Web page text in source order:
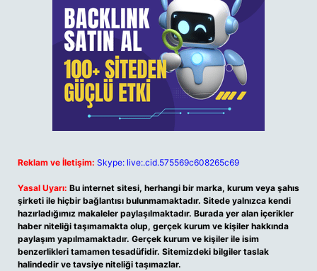
Reklam ve İletişim: Skype: live:.cid.575569c608265c69
Yasal Uyarı: Bu internet sitesi, herhangi bir marka, kurum veya şahıs
şirketi ile hiçbir bağlantısı bulunmamaktadır. Sitede yalnızca kendi
hazırladığımız makaleler paylaşılmaktadır. Burada yer alan içerikler
haber niteliği taşımamakta olup, gerçek kurum ve kişiler hakkında
paylaşım yapılmamaktadır. Gerçek kurum ve kişiler ile isim
benzerlikleri tamamen tesadüfidir. Sitemizdeki bilgiler taslak
halindedir ve tavsiye niteliği taşımazlar.